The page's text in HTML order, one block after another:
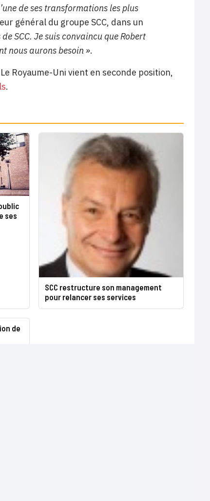
de ses transformations les plus
général du groupe SCC, dans un
SCC. Je suis convaincu queRobert
nous aurons besoin ».
Royaume-Uni vient en seconde position,
.
ses
SCC restructure son management
pour relancer ses services
de